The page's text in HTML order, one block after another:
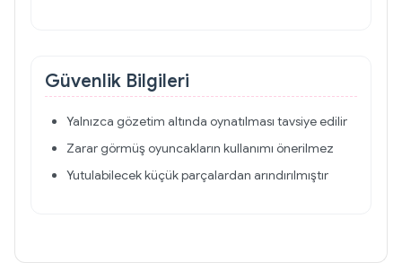
Güvenlik Bilgileri
Yalnızca gözetim altında oynatılması tavsiye edilir
Zarar görmüş oyuncakların kullanımı önerilmez
Yutulabilecek küçük parçalardan arındırılmıştır